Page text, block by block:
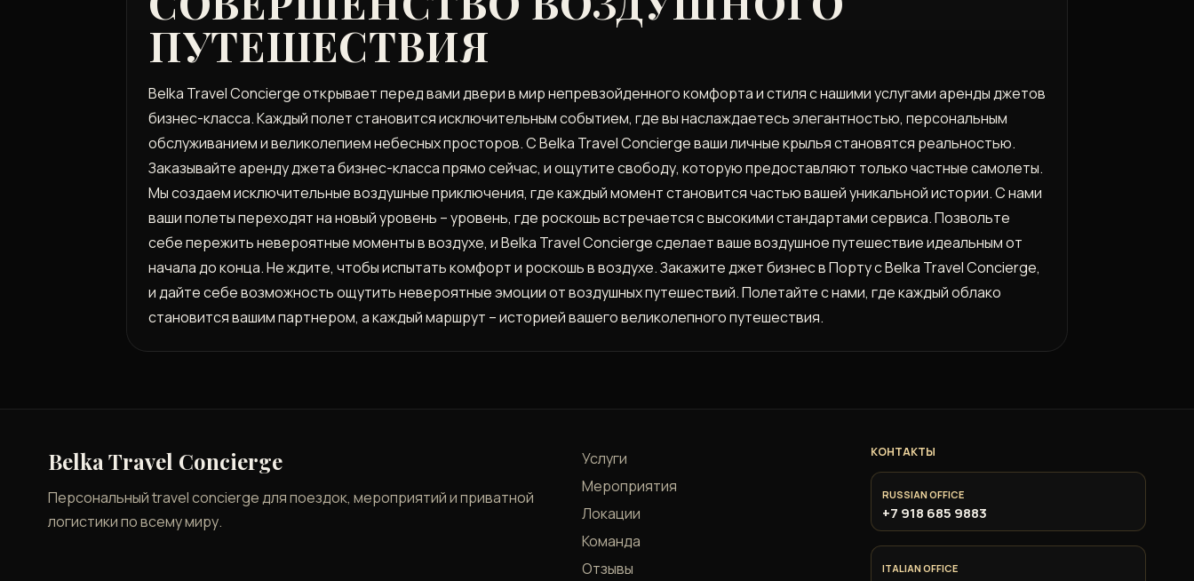
ПУТЕШЕСТВИЯ
Belka Travel Concierge открывает перед вами двери в мир непревзойденного комфорта и стиля с нашими услугами аренды джетов
бизнес-класса. Каждый полет становится исключительным событием, где вы наслаждаетесь элегантностью, персональным
обслуживанием и великолепием небесных просторов. С Belka Travel Concierge ваши личные крылья становятся реальностью.
Заказывайте аренду джета бизнес-класса прямо сейчас, и ощутите свободу, которую предоставляют только частные самолеты.
Мы создаем исключительные воздушные приключения, где каждый момент становится частью вашей уникальной истории. С нами
ваши полеты переходят на новый уровень – уровень, где роскошь встречается с высокими стандартами сервиса. Позвольте
себе пережить невероятные моменты в воздухе, и Belka Travel Concierge сделает ваше воздушное путешествие идеальным от
начала до конца. Не ждите, чтобы испытать комфорт и роскошь в воздухе. Закажите джет бизнес в Порту с Belka Travel Concierge,
и дайте себе возможность ощутить невероятные эмоции от воздушных путешествий. Полетайте с нами, где каждый облако
становится вашим партнером, а каждый маршрут – историей вашего великолепного путешествия.
Belka Travel Concierge
Персональный travel concierge для поездок, мероприятий и приватной
логистики по всему миру.
Услуги
Мероприятия
Локации
Команда
Отзывы
КОНТАКТЫ
RUSSIAN OFFICE
+7 918 685 9883
ITALIAN OFFICE